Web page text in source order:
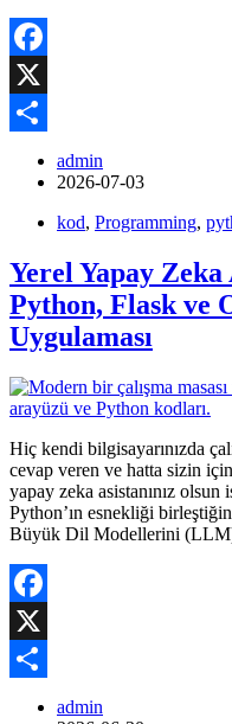
Facebook
X
admin
2026-07-03
kod, Programming,
Yerel Yapay Zeka
Python, Flask ve
Uygulaması
Hiç kendi bilgisayarınızda
cevap veren ve hatta sizin
yapay zeka asistanınız
Python’ın esnekliği
Büyük Dil Modellerini
Facebook
X
admin